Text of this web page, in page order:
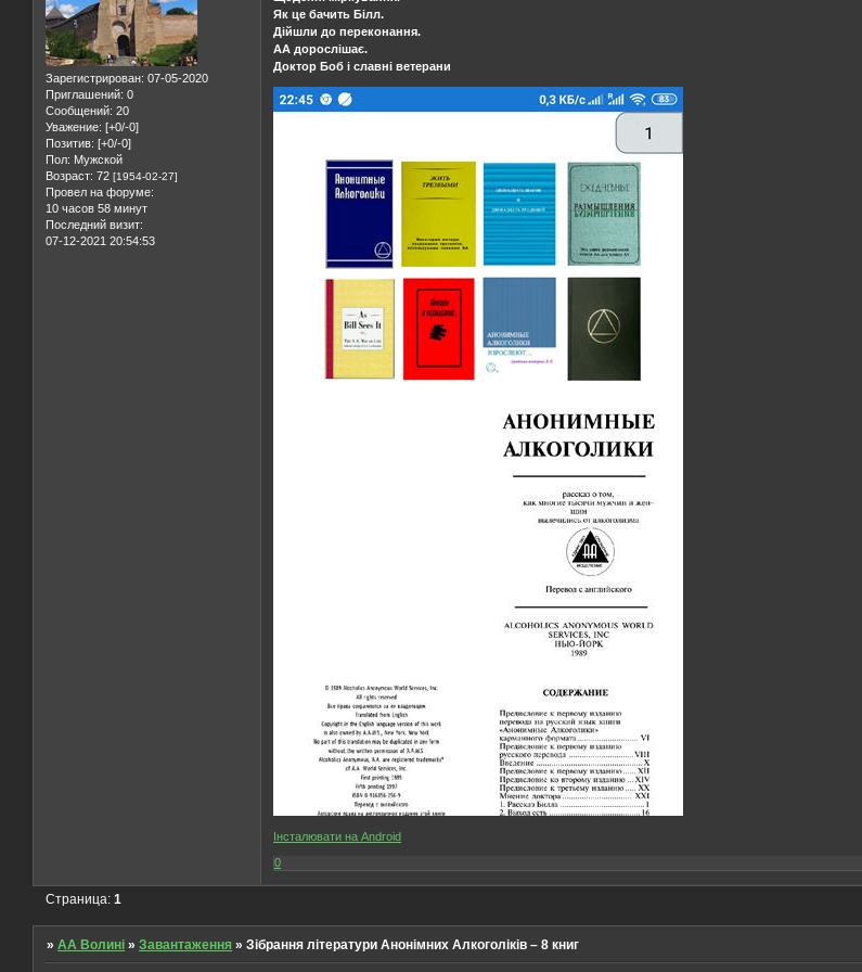
Зарегистрирован: 07-05-2020
Приглашений: 0
Сообщений: 20
Уважение: [+0/-0]
Позитив: [+0/-0]
Пол: Мужской
Возраст: 72 [1954-02-27]
Провел на форуме:
10 часов 58 минут
Последний визит:
07-12-2021 20:54:53
Як це бачить Білл.
Дійшли до переконання.
АА дорослішає.
Доктор Боб і славні ветерани
Інсталювати на Android
0
Страница:1
»AA Волині »Завантаження »Зібрання літератури Анонімних Алкоголіків – 8 книг